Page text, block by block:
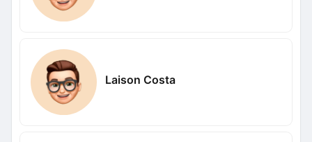
Laison Costa